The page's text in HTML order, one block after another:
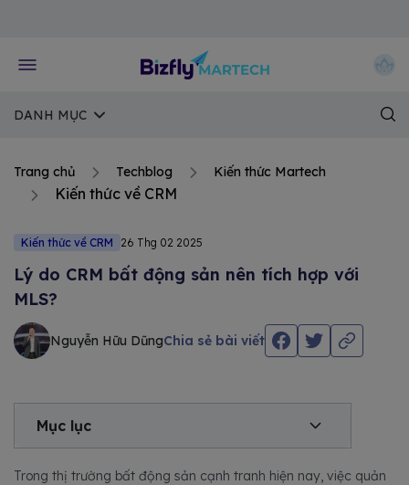
DANH MỤC
Trang chủ Techblog Kiến thức Martech
Kiến thức về CRM
Kiến thức về CRM 26 Thg 02 2025
Lý do CRM bất động sản nên tích hợp với
MLS?
Nguyễn Hữu DũngChia sẻ bài viết
Mục lục
Trong thị trường bất động sản cạnh tranh hiện nay, việc quản